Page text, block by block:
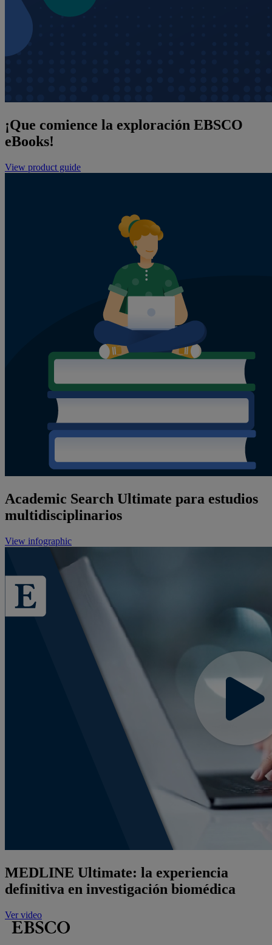
¡Que comience la exploración EBSCO
eBooks!
View product guide
Academic Search Ultimate para estudios
multidisciplinarios
View infographic
MEDLINE Ultimate: la experiencia
definitiva en investigación biomédica
Ver video